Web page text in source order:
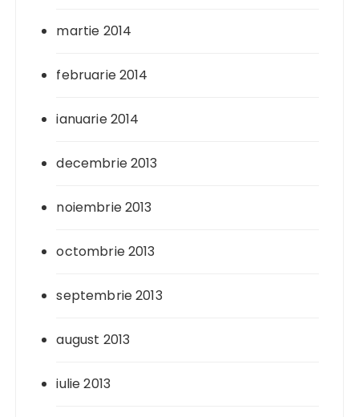
martie 2014
februarie 2014
ianuarie 2014
decembrie 2013
noiembrie 2013
octombrie 2013
septembrie 2013
august 2013
iulie 2013